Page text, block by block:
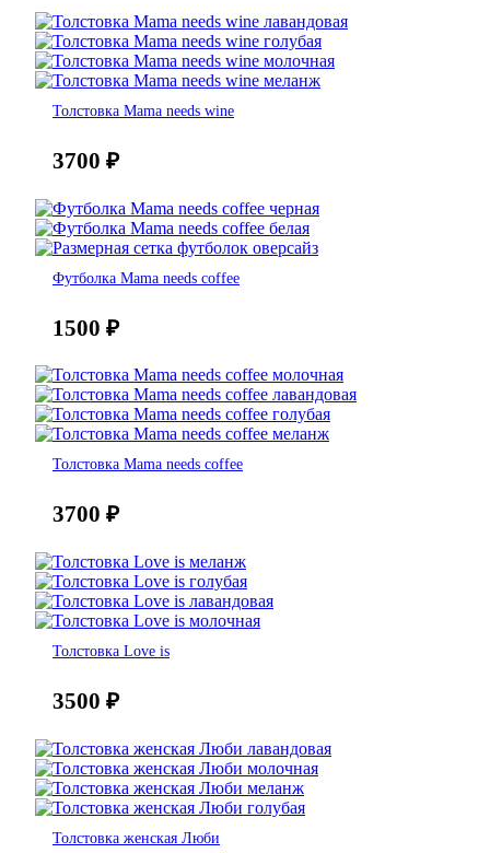
Толстовка Mama needs wine
3700 ₽
Футболка Mama needs coffee
1500 ₽
Толстовка Mama needs coffee
3700 ₽
Толстовка Love is
3500 ₽
Толстовка женская Люби